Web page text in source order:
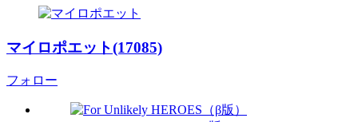
マイロポエット(17085)
フォロー